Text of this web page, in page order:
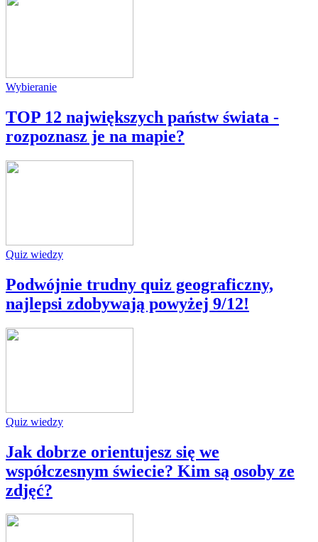
Wybieranie
TOP 12 największych państw świata -
rozpoznasz je na mapie?
Quiz wiedzy
Podwójnie trudny quiz geograficzny,
najlepsi zdobywają powyżej 9/12!
Quiz wiedzy
Jak dobrze orientujesz się we
współczesnym świecie? Kim są osoby ze
zdjęć?